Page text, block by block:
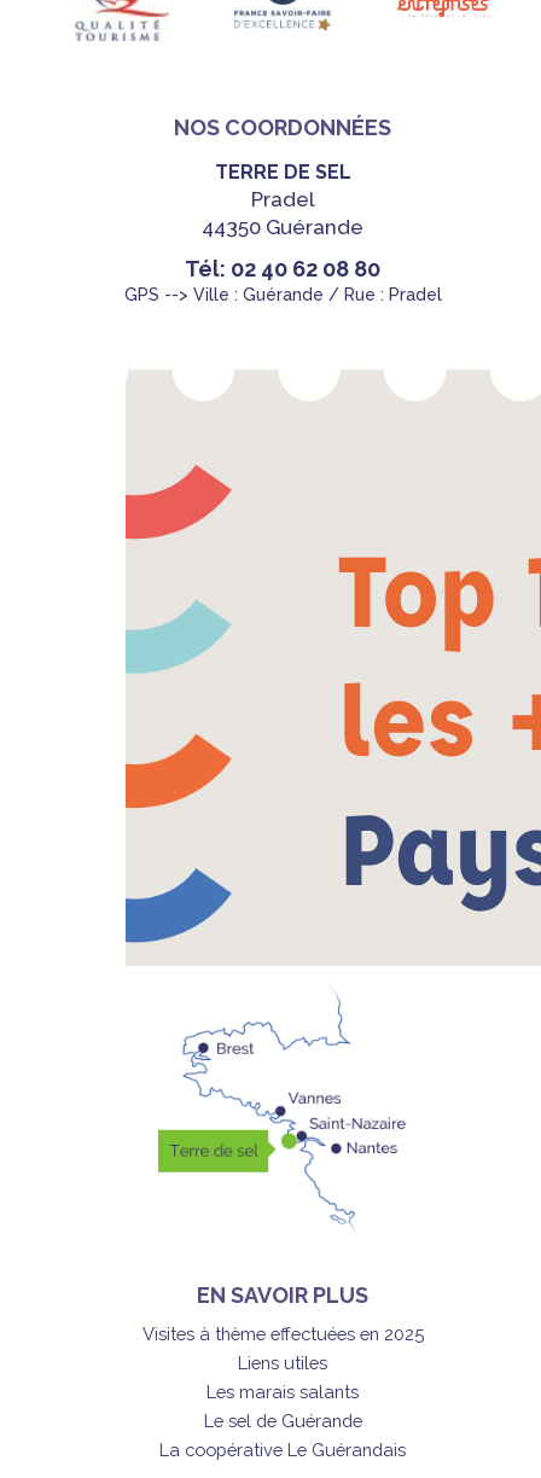
NOS COORDONNÉES
TERRE DE SEL
Pradel
44350 Guérande
Tél: 02 40 62 08 80
GPS --> Ville : Guérande / Rue : Pradel
EN SAVOIR PLUS
Visites à thème effectuées en 2025
Liens utiles
Les marais salants
Le sel de Guérande
La coopérative Le Guérandais